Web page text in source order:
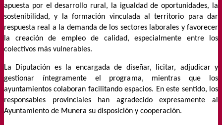
apuesta por el desarrollo rural, la igualdad de oportunidades, la
sostenibilidad, y la formación vinculada al territorio para dar
respuesta real a la demanda de los sectores laborales y favorecer
la creación de empleo de calidad, especialmente entre los
colectivos más vulnerables.
La Diputación es la encargada de diseñar, licitar, adjudicar y
gestionar íntegramente el programa, mientras que los
ayuntamientos colaboran facilitando espacios. En este sentido, los
responsables provinciales han agradecido expresamente al
Ayuntamiento de Munera su disposición y cooperación.